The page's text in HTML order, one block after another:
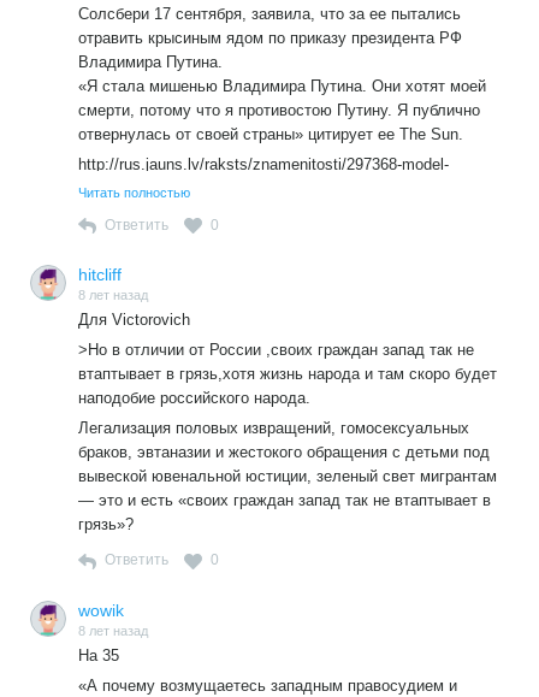
Солсбери 17 сентября, заявила, что за ее пытались
отравить крысиным ядом по приказу президента РФ
Владимира Путина.
«Я стала мишенью Владимира Путина. Они хотят моей
смерти, потому что я противостою Путину. Я публично
отвернулась от своей страны» цитирует ее The Sun.
http://rus.jauns.lv/raksts/znamenitosti/297368-model-
zayavila-chto-ee-pytalis-otravit-krysinym-yadom-po-prikazu-
«преступления» РФ не забудьте и об этой в высшей
степени достойной бойчихе (или бойцыце) с путиным.
Читать полностью
Ответить 0
hitcliff
8 лет назад
Для Victorovich
>Но в отличии от России ,своих граждан запад так не
втаптывает в грязь,хотя жизнь народа и там скоро будет
наподобие российского народа.
Легализация половых извращений, гомосексуальных
браков, эвтаназии и жестокого обращения с детьми под
вывеской ювенальной юстиции, зеленый свет мигрантам
— это и есть «своих граждан запад так не втаптывает в
грязь»?
Ответить 0
wowik
8 лет назад
На 35
«А почему возмущаетесь западным правосудием и